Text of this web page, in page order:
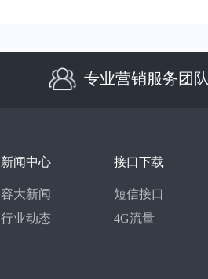
专业营销服务团队
新闻中心
容大新闻
行业动态
接口下载
短信接口
4G流量